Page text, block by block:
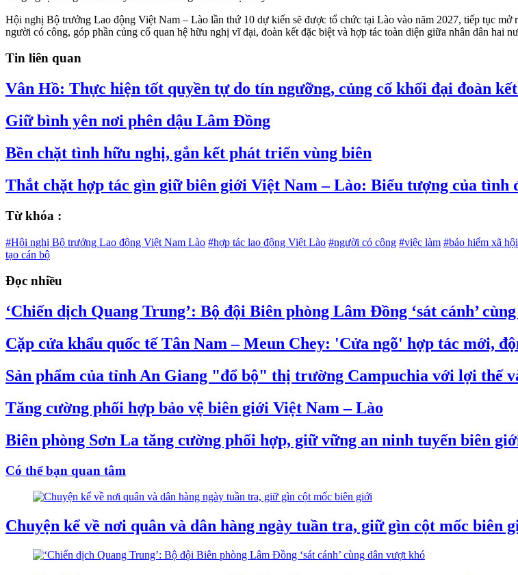
Hội nghị Bộ trưởng Lao động Việt Nam – Lào lần thứ 10 dự kiến sẽ được tổ chức tại Lào vào năm 2027, tiếp tục
người có công, góp phần củng cố quan hệ hữu nghị vĩ đại, đoàn kết đặc biệt và hợp tác toàn diện giữa nhân dân hai
Tin liên quan
Vân Hồ: Thực hiện tốt quyền tự do tín ngưỡng, củng cố khối đại đoàn
Giữ bình yên nơi phên dậu Lâm Đồng
Bền chặt tình hữu nghị, gắn kết phát triển vùng biên
Thắt chặt hợp tác gìn giữ biên giới Việt Nam – Lào: Biểu tượng của tình
Từ khóa :
#Hội nghị Bộ trưởng Lao động Việt Nam Lào #hợp tác lao động Việt Lào #người có công #việc làm #bảo hiểm xã hội
tạo cán bộ
Đọc nhiều
‘Chiến dịch Quang Trung’: Bộ đội Biên phòng Lâm Đồng ‘sát cánh’
Cặp cửa khẩu quốc tế Tân Nam – Meun Chey: 'Cửa ngõ' hợp tác mới,
Sản phẩm của tỉnh An Giang "đổ bộ" thị trường Campuchia với lợi thế
Tăng cường phối hợp bảo vệ biên giới Việt Nam – Lào
Biên phòng Sơn La tăng cường phối hợp, giữ vững an ninh tuyến biên
Có thể bạn quan tâm
Chuyện kể về nơi quân và dân hàng ngày tuần tra, giữ gìn cột mốc biên